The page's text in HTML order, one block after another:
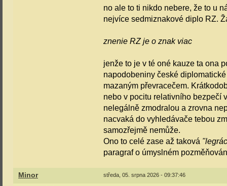
no ale to ti nikdo nebere, že to u
nejvíce sedmiznakové diplo RZ.
znenie RZ je o znak viac
jenže to je v té oné kauze ta ona
napodobeniny české
mazaným převracečem.
nebo v pocitu relativního bezpečí
nelegálně zmodralou a zrovna
nacvaká do vyhledávače tebou
samozřejmě nemůže.
Ono to celé zase až taková
paragraf o úmyslném
Minor středa, 05. srpna 2026 - 09:37:46